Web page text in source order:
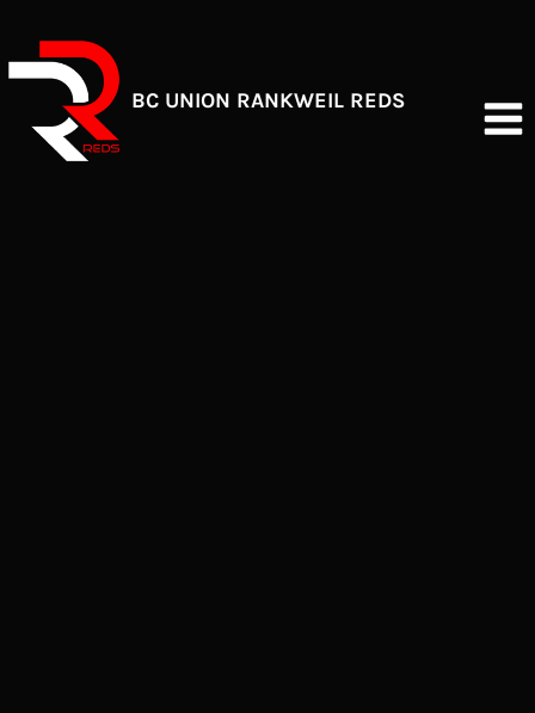
Inhalt
springen
BC UNION RANKWEIL REDS